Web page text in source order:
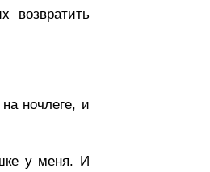
возвратить
ночлеге, и
у меня. И